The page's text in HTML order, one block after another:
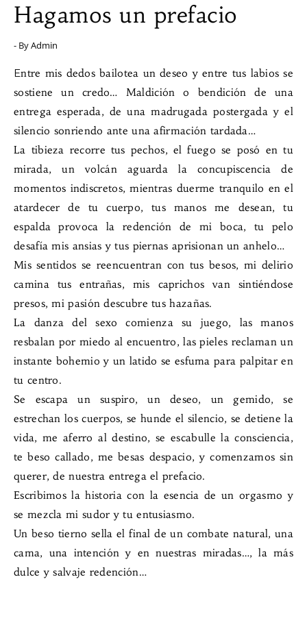
Hagamos un prefacio
- ByAdmin
Entre mis dedos bailotea un deseo y entre tus labios se
sostiene un credo… Maldición o bendición de una
entrega esperada, de una madrugada postergada y el
silencio sonriendo ante una afirmación tardada…
La tibieza recorre tus pechos, el fuego se posó en tu
mirada, un volcán aguarda la concupiscencia de
momentos indiscretos, mientras duerme tranquilo en el
atardecer de tu cuerpo, tus manos me desean, tu
espalda provoca la redención de mi boca, tu pelo
desafía mis ansias y tus piernas aprisionan un anhelo…
Mis sentidos se reencuentran con tus besos, mi delirio
camina tus entrañas, mis caprichos van sintiéndose
presos, mi pasión descubre tus hazañas.
La danza del sexo comienza su juego, las manos
resbalan por miedo al encuentro, las pieles reclaman un
instante bohemio y un latido se esfuma para palpitar en
tu centro.
Se escapa un suspiro, un deseo, un gemido, se
estrechan los cuerpos, se hunde el silencio, se detiene la
vida, me aferro al destino, se escabulle la consciencia,
te beso callado, me besas despacio, y comenzamos sin
querer, de nuestra entrega el prefacio.
Escribimos la historia con la esencia de un orgasmo y
se mezcla mi sudor y tu entusiasmo.
Un beso tierno sella el final de un combate natural, una
cama, una intención y en nuestras miradas…, la más
dulce y salvaje redención…